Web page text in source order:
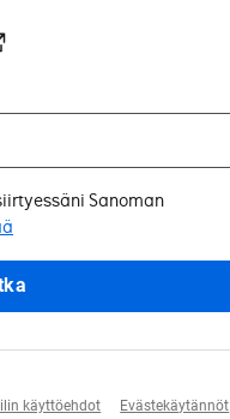
Sanoman
käyttöehdot
Evästekäytännöt